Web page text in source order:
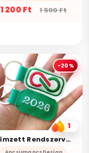
1 200 Ft 1 500 Ft
-20%
1
Hímzett Rendszerváltás 2026 kulcstartó zöld